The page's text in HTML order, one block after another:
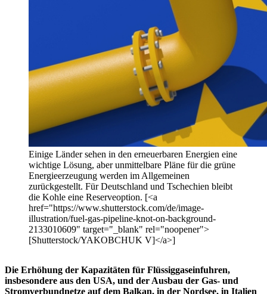
Einige Länder sehen in den erneuerbaren Energien eine
wichtige Lösung, aber unmittelbare Pläne für die grüne
Energieerzeugung werden im Allgemeinen
zurückgestellt. Für Deutschland und Tschechien bleibt
die Kohle eine Reserveoption. [<a
href="https://www.shutterstock.com/de/image-
illustration/fuel-gas-pipeline-knot-on-background-
2133010609" target="_blank" rel="noopener">
[Shutterstock/YAKOBCHUK V]</a>]
Die Erhöhung der Kapazitäten für Flüssiggaseinfuhren,
insbesondere aus den USA, und der Ausbau der Gas- und
Stromverbundnetze auf dem Balkan, in der Nordsee, in Italien